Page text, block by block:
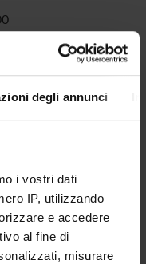
degli annunci
i vostri dati
IP, utilizzando
e accedere
al fine di
misurare
del Piemonte,